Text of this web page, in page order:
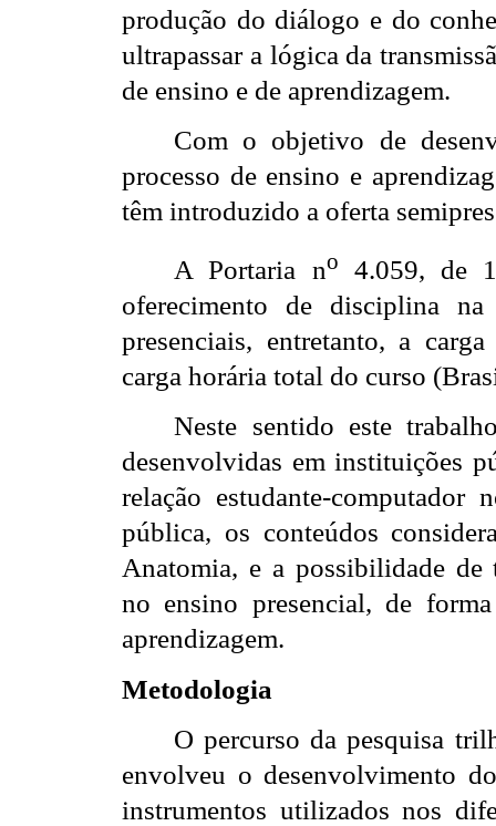
produção do diálogo e do
ultrapassar a lógica da
de ensino e de aprendizagem.
Com o objetivo de
processo de ensino e
têm introduzido a oferta
A Portaria no
4.059, de
oferecimento de disciplina na
presenciais, entretanto, a
carga horária total do curso
Neste sentido este
desenvolvidas em instituições
relação estudante-
pública, os conteúdos
Anatomia, e a possibilidade de
no ensino presencial, de
aprendizagem.
Metodologia
O percurso da pesquisa
envolveu o desenvolvimento
instrumentos utilizados nos